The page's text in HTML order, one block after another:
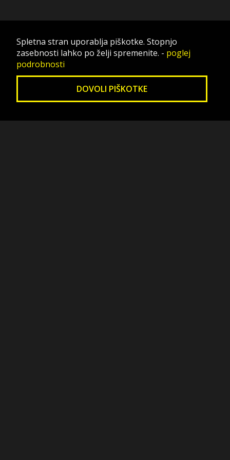
Spletna stran uporablja piškotke. Stopnjo
zasebnosti lahko po želji spremenite. - poglej
podrobnosti
DOVOLI PIŠKOTKE